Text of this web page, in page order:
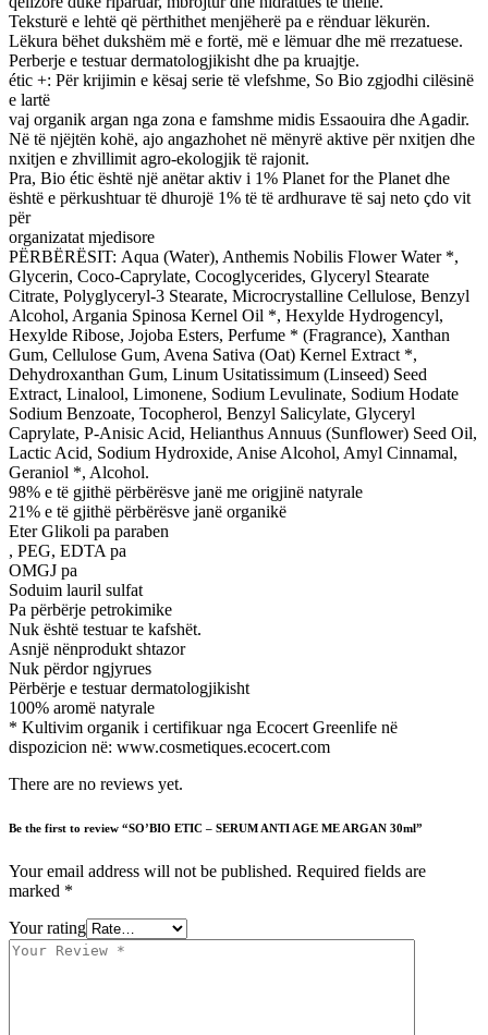
Teksturë e lehtë që përthithet menjëherë pa e rënduar lëkurën.
Lëkura bëhet dukshëm më e fortë, më e lëmuar dhe më rrezatuese.
Perberje e testuar dermatologjikisht dhe pa kruajtje.
étic +: Për krijimin e kësaj serie të vlefshme, So Bio zgjodhi cilësinë
e lartë
vaj organik argan nga zona e famshme midis Essaouira dhe Agadir.
Në të njëjtën kohë, ajo angazhohet në mënyrë aktive për nxitjen dhe
nxitjen e zhvillimit agro-ekologjik të rajonit.
Pra, Bio étic është një anëtar aktiv i 1% Planet for the Planet dhe
është e përkushtuar të dhurojë 1% të të ardhurave të saj neto çdo vit
për
organizatat mjedisore
PËRBËRËSIT: Aqua (Water), Anthemis Nobilis Flower Water *,
Glycerin, Coco-Caprylate, Cocoglycerides, Glyceryl Stearate
Citrate, Polyglyceryl-3 Stearate, Microcrystalline Cellulose, Benzyl
Alcohol, Argania Spinosa Kernel Oil *, Hexylde Hydrogencyl,
Hexylde Ribose, Jojoba Esters, Perfume * (Fragrance), Xanthan
Gum, Cellulose Gum, Avena Sativa (Oat) Kernel Extract *,
Dehydroxanthan Gum, Linum Usitatissimum (Linseed) Seed
Extract, Linalool, Limonene, Sodium Levulinate, Sodium Hodate
Sodium Benzoate, Tocopherol, Benzyl Salicylate, Glyceryl
Caprylate, P-Anisic Acid, Helianthus Annuus (Sunflower) Seed Oil,
Lactic Acid, Sodium Hydroxide, Anise Alcohol, Amyl Cinnamal,
Geraniol *, Alcohol.
98% e të gjithë përbërësve janë me origjinë natyrale
21% e të gjithë përbërësve janë organikë
Eter Glikoli pa paraben
, PEG, EDTA pa
OMGJ pa
Soduim lauril sulfat
Pa përbërje petrokimike
Nuk është testuar te kafshët.
Asnjë nënprodukt shtazor
Nuk përdor ngjyrues
Përbërje e testuar dermatologjikisht
100% aromë natyrale
* Kultivim organik i certifikuar nga Ecocert Greenlife në
dispozicion në: www.cosmetiques.ecocert.com
There are no reviews yet.
Be the first to review “SO’BIO ETIC – SERUM ANTI AGE ME ARGAN 30ml”
Your email address will not be published. Required fields are
marked *
Your rating